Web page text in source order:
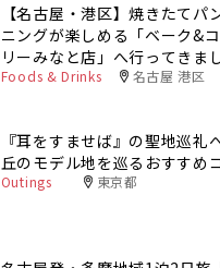
【名古屋・港区】焼きたてパ
ニングが楽しめる「ベーク&
リーみなと店」へ行ってきま
Foods & Drinks 名古屋 港区
『耳をすませば』の聖地巡礼
丘のモデル地を巡るおすすめ
Outings 東京都